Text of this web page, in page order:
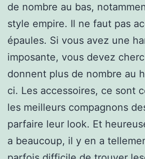
de nombre au bas,
style empire. Il ne faut pas
épaules. Si vous avez une
imposante, vous devez
donnent plus de nombre au
ci. Les accessoires, ce sont
les meilleurs compagnons
parfaire leur look. Et
a beaucoup, il y en a